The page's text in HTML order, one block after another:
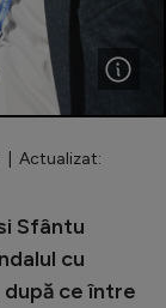
| Actualizat:
Sfântu
cu
ce între